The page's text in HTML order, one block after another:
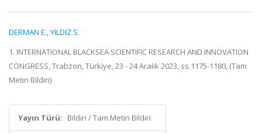
DERMAN E.,YILDIZ S.
1. INTERNATIONAL BLACKSEA SCIENTIFIC RESEARCH AND INNOVATION
CONGRESS, Trabzon, Türkiye, 23 - 24 Aralık 2023, ss.1175-1180, (Tam
Metin Bildiri)
Yayın Türü: Bildiri / Tam Metin Bildiri